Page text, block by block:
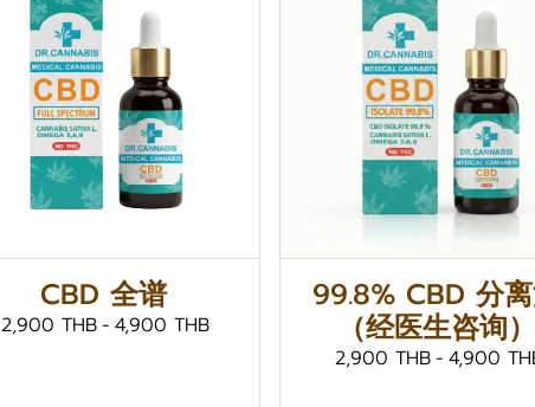
CBD 全谱
2,900 THB- 4,900 THB
99.8% CBD 分
（经医生咨询）
2,900 THB- 4,900